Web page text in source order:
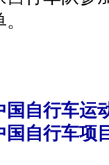
国自行车运
国自行车项